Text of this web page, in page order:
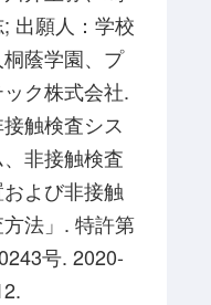
出願人：学校
蔭学園、プ
ック株式会社.
接触検査シス
非接触検査
よび非接触
法」. 特許第
号. 2020-